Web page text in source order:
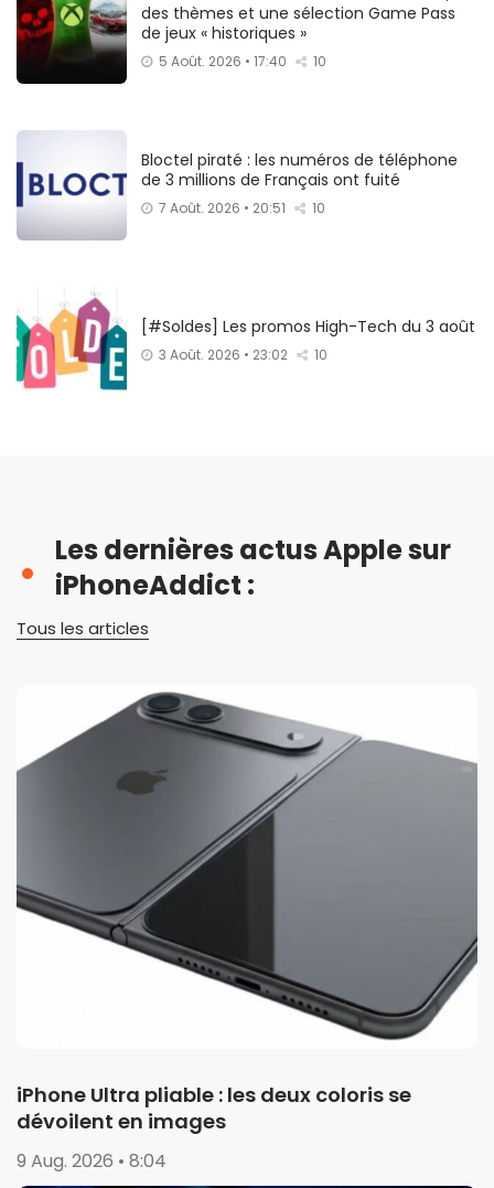
des thèmes et une sélection Game Pass
de jeux « historiques »
5 Août. 2026 • 17:40 10
Bloctel piraté : les numéros de téléphone
de 3 millions de Français ont fuité
7 Août. 2026 • 20:51 10
[#Soldes] Les promos High-Tech du 3 août
3 Août. 2026 • 23:02 10
Les dernières actus Apple sur
iPhoneAddict :
Tous les articles
iPhone Ultra pliable : les deux coloris se
dévoilent en images
9 Aug. 2026 • 8:04